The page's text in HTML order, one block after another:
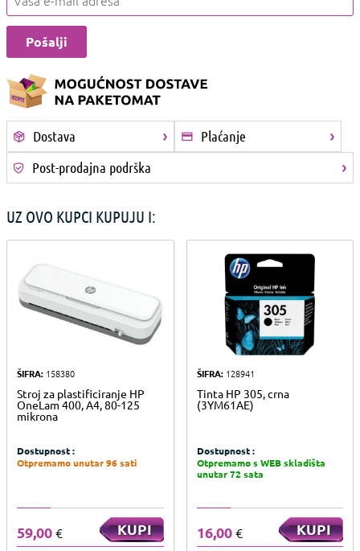
Dostava
Plaćanje
Post-prodajna podrška
UZ OVO KUPCI KUPUJU I:
ŠIFRA: 158380
Stroj za plastificiranje HP
OneLam 400, A4, 80-125
mikrona
Dostupnost :
Otpremamo unutar 96 sati
59,00€ KUPI
ŠIFRA:128941
Tinta HP 305, crna
(3YM61AE)
Dostupnost :
Otpremamo s WEB skladišta
unutar 72 sata
16,00 € KUPI